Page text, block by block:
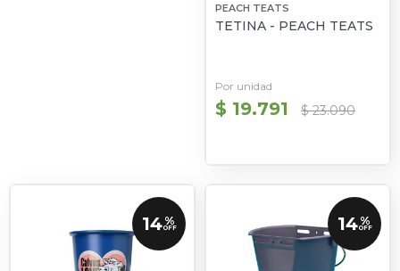
PEACH TEATS
TETINA - PEACH TEATS
Por unidad
$ 19.791 $ 23.090
14 %
OFF 14 %
OFF